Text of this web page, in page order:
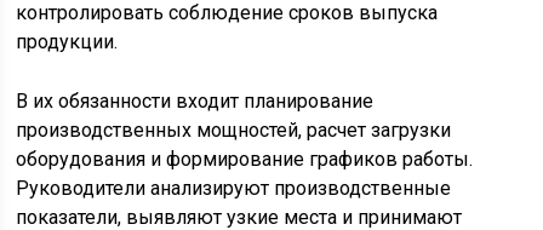
контролировать соблюдение сроков выпуска
продукции.
В их обязанности входит планирование
производственных мощностей, расчет загрузки
оборудования и формирование графиков работы.
Руководители анализируют производственные
показатели, выявляют узкие места и принимают